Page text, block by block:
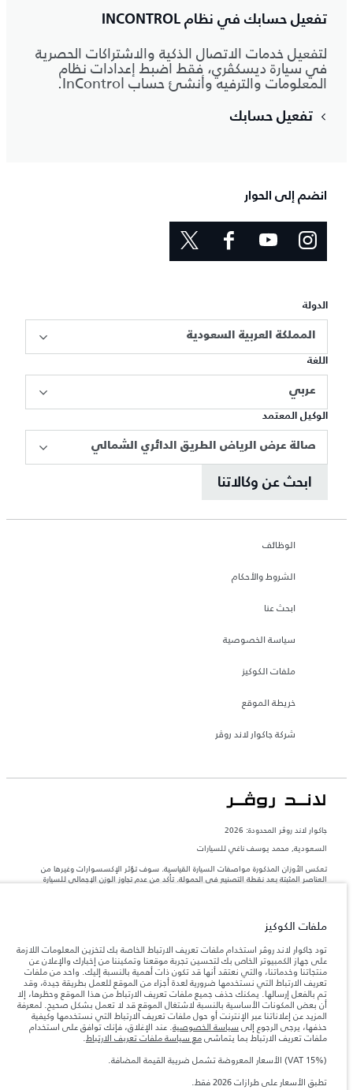
تفعيل حسابك في نظام INCONTROL
لتفعيل خدمات الاتصال الذكية والاشتراكات الحصرية
في سيارة ديسكڤري، فقط اضبط إعدادات نظام
المعلومات والترفيه وأنشئ حساب InControl.
تفعيل حسابك
انضم إلى الحوار
الدولة
المملكة العربية السعودية
اللغة
عربي
الوكيل المعتمد
صالة عرض الرياض الطريق الدائري الشمالي
ابحث عن وكالاتنا
الوظائف
الشروط والأحكام
ابحث عنا
سياسة الخصوصية
ملفات الكوكيز
خريطة الموقع
شركة جاكوار لاند روڤر
جاكوار لاند روڨر المحدودة: 2026
السعودية, محمد يوسف ناغي للسيارات
تعكس الأوزان المذكورة مواصفات السيارة القياسية. سوف تؤثر الإكسسوارات وغيرها من
العناصر المثبتة بعد نقطة التصنيع في الحمولة. تأكد من عدم تجاوز الوزن الإجمالي للسيارة
المعلومات والمواصفات والأسعار والألوان المذكورة على هذا الموقع قد تختلف من بلد إلى
آخر، كما أنّها قد تتغير بدون إشعار مسبق. الرجاء التواصل مع وكيلنا المحلي للتأكد من توفّرها
والتحقق من الأسعار.
ملاحظة مهمة حول الصور والمواصفات.إن النقص العالمي في أشباه الموصلات يؤثر حاليًا
في مواصفات تصميم السيارات وتوفر الخيارات وتوقيتات التصاميم. هذا ظرف ديناميكي
للغاية، ونتيجة لذلك، قد لا تمثّل الصور المستخدَمة ضمن موقع الويب حاليًا المواصفات الحالية
بالكامل بالنسبة إلى الميزات والخيارات والحلية ومجموعات الألوان. يرجى استشارة وكيلك الذي
سيتمكّن من تأكيد أي تقييدات حالية معك للسماح لك باتخاذ قرار مدروس
الأرقام المقدمة هي نتيجة لاختبارات المصنع الرسمية وفقاً لتشريعات الاتحاد الأوروبي. قد
يتباين استهلك الوقود الفعلي للمركبة عن ذلك المتحقق في تلك الاختبارات كما أن هذه
الأرقام بغرض المقارنة فحسب.
الأسعار تنطبق فقط على الطرازات المصنعة في عام 2026.
ملفات الكوكيز
تود جاكوار لاند روڤر استخدام ملفات تعريف الارتباط الخاصة بك لتخزين المعلومات اللازمة
على جهاز الكمبيوتر الخاص بك لتحسين تجربة موقعنا وتمكيننا من إخبارك والإعلان عن
منتجاتنا وخدماتنا، والتي نعتقد أنها قد تكون ذات أهمية بالنسبة إليك. واحد من ملفات
تعريف الارتباط التي نستخدمها ضرورية لعدة أجزاء من الموقع للعمل بطريقة جيدة، وقد
تم بالفعل إرسالها. يمكنك حذف جميع ملفات تعريف الارتباط من هذا الموقع وحظرها، إلا
أن بعض المكونات الأساسية بالنسبة لاشتغال الموقع قد لا تعمل بشكل صحيح. لمعرفة
المزيد عن إعلاناتنا عبر الإنترنت أو حول ملفات تعريف الارتباط التي نستخدمها وكيفية
حذفها، يرجى الرجوع إلى سياسة الخصوصية. عند الإغلاق، فإنك توافق على استخدام
ملفات تعريف الارتباط بما يتماشىمع سياسة ملفات تعريف الارتباط.
(VAT 15%) الأسعار المعروضة تشمل ضريبة القيمة المضافة.
تطبق الأسعار على طرازات 2026 فقط.‎